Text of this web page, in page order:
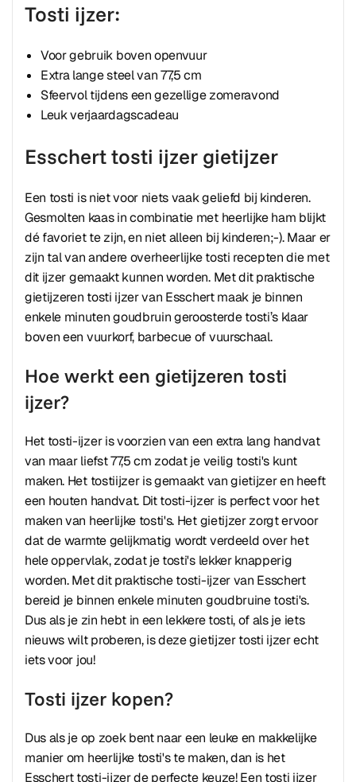
Tosti ijzer:
Voor gebruik boven openvuur
Extra lange steel van 77,5 cm
Sfeervol tijdens een gezellige zomeravond
Leuk verjaardagscadeau
Esschert tosti ijzer gietijzer
Een tosti is niet voor niets vaak geliefd bij kinderen.
Gesmolten kaas in combinatie met heerlijke ham blijkt
dé favoriet te zijn, en niet alleen bij kinderen;-). Maar er
zijn tal van andere overheerlijke tosti recepten die met
dit ijzer gemaakt kunnen worden. Met dit praktische
gietijzeren tosti ijzer van Esschert maak je binnen
enkele minuten goudbruin geroosterde tosti’s klaar
boven een vuurkorf, barbecue of vuurschaal.
Hoe werkt een gietijzeren tosti
ijzer?
Het tosti-ijzer is voorzien van een extra lang handvat
van maar liefst 77,5 cm zodat je veilig tosti's kunt
maken. Het tostiijzer is gemaakt van gietijzer en heeft
een houten handvat. Dit tosti-ijzer is perfect voor het
maken van heerlijke tosti's. Het gietijzer zorgt ervoor
dat de warmte gelijkmatig wordt verdeeld over het
hele oppervlak, zodat je tosti's lekker knapperig
worden. Met dit praktische tosti-ijzer van Esschert
bereid je binnen enkele minuten goudbruine tosti's.
Dus als je zin hebt in een lekkere tosti, of als je iets
nieuws wilt proberen, is deze gietijzer tosti ijzer echt
iets voor jou!
Tosti ijzer kopen?
Dus als je op zoek bent naar een leuke en makkelijke
manier om heerlijke tosti's te maken, dan is het
Esschert tosti-ijzer de perfecte keuze! Een tosti ijzer